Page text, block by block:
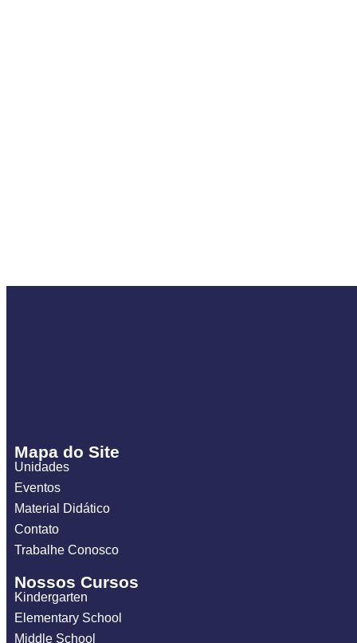
Mapa do Site
Unidades
Eventos
Material Didático
Contato
Trabalhe Conosco
Nossos Cursos
Kindergarten
Elementary School
Middle School